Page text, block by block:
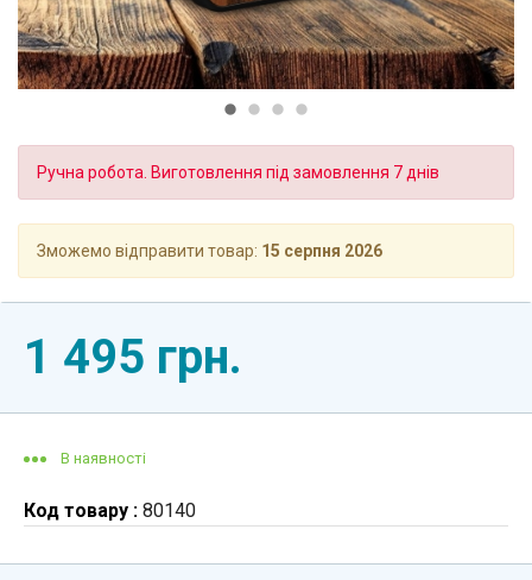
Ручна робота. Виготовлення під замовлення 7 днів
Зможемо відправити товар: 15 серпня 2026
1 495 грн.
В наявності
Код товару : 80140